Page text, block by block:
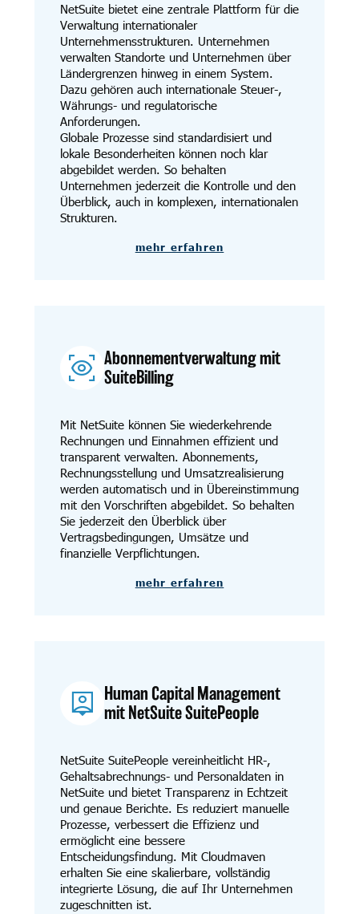
NetSuite bietet eine zentrale Plattform für die
Verwaltung internationaler
Unternehmensstrukturen. Unternehmen
verwalten Standorte und Unternehmen über
Ländergrenzen hinweg in einem System.
Dazu gehören auch internationale Steuer-,
Währungs- und regulatorische
Anforderungen.
Globale Prozesse sind standardisiert und
lokale Besonderheiten können noch klar
abgebildet werden. So behalten
Unternehmen jederzeit die Kontrolle und den
Überblick, auch in komplexen, internationalen
Strukturen.
mehr erfahren
Abonnementverwaltung mit
SuiteBilling
Mit NetSuite können Sie wiederkehrende
Rechnungen und Einnahmen effizient und
transparent verwalten. Abonnements,
Rechnungsstellung und Umsatzrealisierung
werden automatisch und in Übereinstimmung
mit den Vorschriften abgebildet. So behalten
Sie jederzeit den Überblick über
Vertragsbedingungen, Umsätze und
finanzielle Verpflichtungen.
mehr erfahren
Human Capital Management
mit NetSuite SuitePeople
NetSuite SuitePeople vereinheitlicht HR-,
Gehaltsabrechnungs- und Personaldaten in
NetSuite und bietet Transparenz in Echtzeit
und genaue Berichte. Es reduziert manuelle
Prozesse, verbessert die Effizienz und
ermöglicht eine bessere
Entscheidungsfindung. Mit Cloudmaven
erhalten Sie eine skalierbare, vollständig
integrierte Lösung, die auf Ihr Unternehmen
zugeschnitten ist.